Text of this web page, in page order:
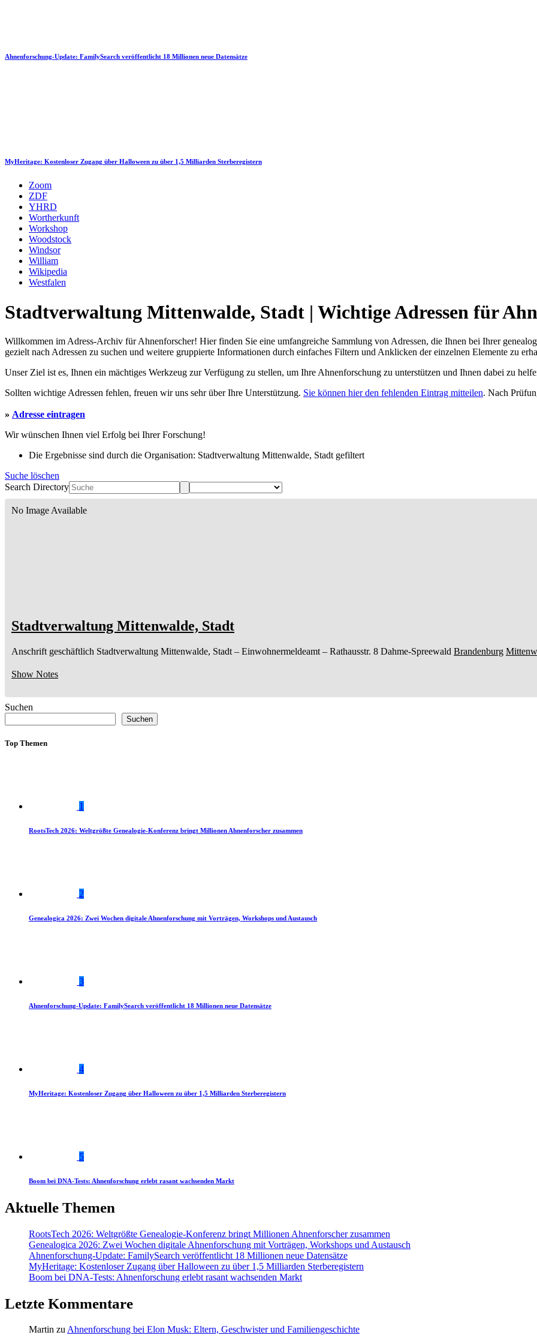
Ahnenforschung-Update: FamilySearch veröffentlicht 18 Millionen neue Datensätze
MyHeritage: Kostenloser Zugang über Halloween zu über 1,5 Milliarden Sterberegistern
Zoom
ZDF
YHRD
Wortherkunft
Workshop
Woodstock
Windsor
William
Wikipedia
Westfalen
Stadtverwaltung Mittenwalde, Stadt | Wichtige Adressen für
Willkommen im Adress-Archiv für Ahnenforscher! Hier finden Sie eine umfangreiche Sammlung von Adressen, die Ihnen bei Ihrer
gezielt nach Adressen zu suchen und weitere gruppierte Informationen durch einfaches Filtern und Anklicken der einzelnen Elemente zu
Unser Ziel ist es, Ihnen ein mächtiges Werkzeug zur Verfügung zu stellen, um Ihre Ahnenforschung zu unterstützen und Ihnen dabei zu
Sollten wichtige Adressen fehlen, freuen wir uns sehr über Ihre Unterstützung. Sie können hier den fehlenden Eintrag mitteilen. Nach
» Adresse eintragen
Wir wünschen Ihnen viel Erfolg bei Ihrer Forschung!
Die Ergebnisse sind durch die Organisation: Stadtverwaltung Mittenwalde, Stadt gefiltert
Suche löschen
Search Directory
No Image Available
Stadtverwaltung Mittenwalde, Stadt
Anschrift geschäftlich Stadtverwaltung Mittenwalde, Stadt – Einwohnermeldeamt – Rathausstr. 8 Dahme-Spreewald Brandenburg
Show Notes
Suchen
Suchen
Top Themen
1
RootsTech 2026: Weltgrößte Genealogie-Konferenz bringt Millionen Ahnenforscher zusammen
2
Genealogica 2026: Zwei Wochen digitale Ahnenforschung mit Vorträgen, Workshops und Austausch
3
Ahnenforschung-Update: FamilySearch veröffentlicht 18 Millionen neue Datensätze
4
MyHeritage: Kostenloser Zugang über Halloween zu über 1,5 Milliarden Sterberegistern
5
Boom bei DNA-Tests: Ahnenforschung erlebt rasant wachsenden Markt
Aktuelle Themen
RootsTech 2026: Weltgrößte Genealogie-Konferenz bringt Millionen Ahnenforscher zusammen
Genealogica 2026: Zwei Wochen digitale Ahnenforschung mit Vorträgen, Workshops und Austausch
Ahnenforschung-Update: FamilySearch veröffentlicht 18 Millionen neue Datensätze
MyHeritage: Kostenloser Zugang über Halloween zu über 1,5 Milliarden Sterberegistern
Boom bei DNA-Tests: Ahnenforschung erlebt rasant wachsenden Markt
Letzte Kommentare
Martin zu Ahnenforschung bei Elon Musk: Eltern, Geschwister und Familiengeschichte